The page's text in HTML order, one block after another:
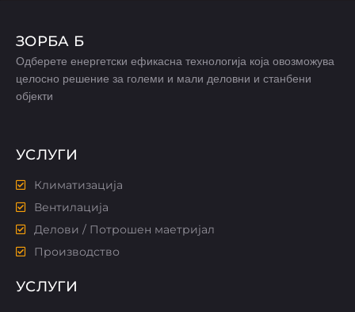
ЗОРБА Б
Одберете енергетски ефикасна технологија која овозможува
целосно решение за големи и мали деловни и станбени
објекти
УСЛУГИ
Климатизација
Вентилација
Делови / Потрошен маетријал
Производство
УСЛУГИ